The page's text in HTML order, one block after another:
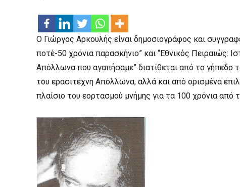
Ο Γιώργος Αρκουλής είναι δημοσιογράφος και
ποτέ-50 χρόνια παρασκήνιο” και “Εθνικός Πειραιώς:
Απόλλωνα που αγαπήσαμε” διατίθεται από το γήπεδο
του ερασιτέχνη Απόλλωνα, αλλά και από ορισμένα
πλαίσιο του εορτασμού μνήμης για τα 100 χρόνια από